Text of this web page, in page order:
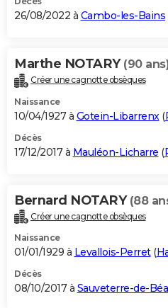
26/08/2022 à Cambo-les-Bains
Marthe NOTARY (90
Créer une cagnotte obsèques
Naissance
10/04/1927 à Gotein-Libarrenx (
Décès
17/12/2017 à Mauléon-Licharre (
Bernard NOTARY (88
Créer une cagnotte obsèques
Naissance
01/01/1929 à Levallois-Perret(
Décès
08/10/2017 à Sauveterre-de-